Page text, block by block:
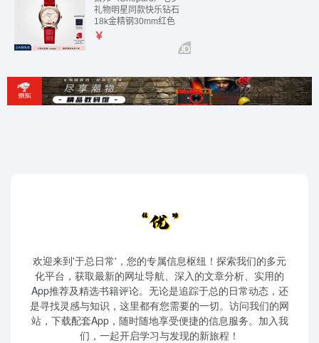
欢迎来到'于总日常'，您的专属信息枢纽！探索我们的多元
化平台，获取最新的网址导航、深入的文章分析、实用的
App推荐及精选书籍评论。无论是追踪于总的日常动态，还
是寻找灵感与知识，这里都有您需要的一切。访问我们的网
站，下载配套App，随时随地享受便捷的信息服务。加入我
们，一起开启学习与发现的新旅程！